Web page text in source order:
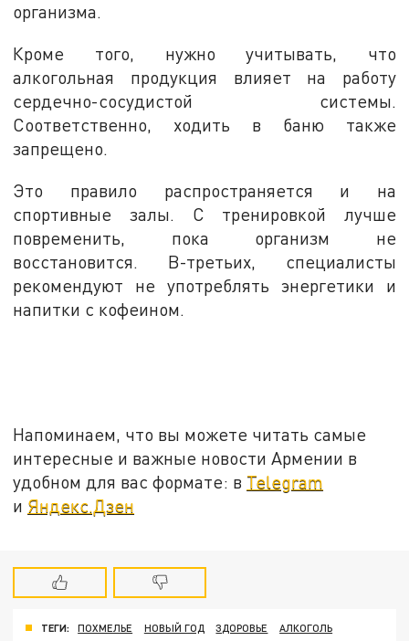
организма.
Кроме того, нужно учитывать, что
алкогольная продукция влияет на работу
сердечно-сосудистой системы.
Соответственно, ходить в баню также
запрещено.
Это правило распространяется и на
спортивные залы. С тренировкой лучше
повременить, пока организм не
восстановится. В-третьих, специалисты
рекомендуют не употреблять энергетики и
напитки с кофеином.
Напоминаем, что вы можете читать самые
интересные и важные новости Армении в
удобном для вас формате: в Telegram
и Яндекс.Дзен
ТЕГИ: ПОХМЕЛЬЕ НОВЫЙ ГОД ЗДОРОВЬЕ
АЛКОГОЛЬ